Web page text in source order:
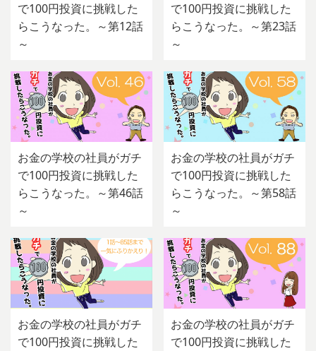
で100円投資に挑戦した
らこうなった。～第12話
～
で100円投資に挑戦した
らこうなった。～第23話
～
お金の学校の社員がガチ
で100円投資に挑戦した
らこうなった。～第46話
～
お金の学校の社員がガチ
で100円投資に挑戦した
らこうなった。～第58話
～
お金の学校の社員がガチ
で100円投資に挑戦した
お金の学校の社員がガチ
で100円投資に挑戦した